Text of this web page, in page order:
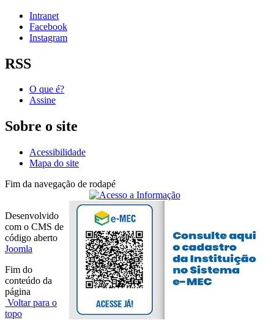
Intranet
Facebook
Instagram
RSS
O que é?
Assine
Sobre o site
Acessibilidade
Mapa do site
Fim da navegação de rodapé
Desenvolvido
com o CMS de
código aberto
Joomla
Fim do
conteúdo da
página
Voltar para o
topo